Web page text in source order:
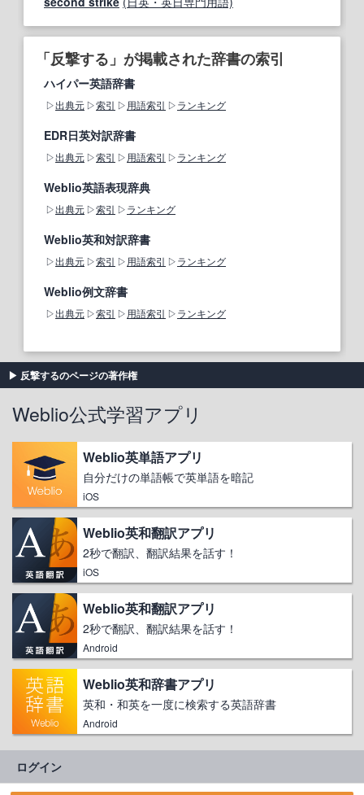
「反撃する」が掲載された辞書の索引
ハイパー英語辞書
出典元 索引 用語索引 ランキング
EDR日英対訳辞書
出典元 索引 用語索引 ランキング
Weblio英語表現辞典
出典元 索引 ランキング
Weblio英和対訳辞書
出典元 索引 用語索引 ランキング
Weblio例文辞書
出典元 索引 用語索引 ランキング
反撃するのページの著作権
Weblio公式学習アプリ
Weblio英単語アプリ
自分だけの単語帳で英単語を暗記
iOS
Weblio英和翻訳アプリ
2秒で翻訳、翻訳結果を話す！
iOS
Weblio英和翻訳アプリ
2秒で翻訳、翻訳結果を話す！
Android
Weblio英和辞書アプリ
英和・和英を一度に検索する英語辞書
Android
ログイン